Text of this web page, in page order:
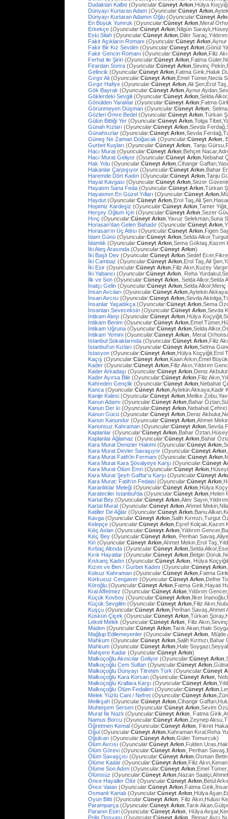
Dudaktan Kalbe (Oyuncular:Cüneyt Arkın ,Hülya
Dünyayı Kurtaran Adam (Oyuncular:Cüneyt Arkın
Dünyayı Kurtaran Adamın Oğlu (Oyuncular:Cüneyt
En Büyük Yumruk (Oyuncular:Cüneyt Arkın ,Meral
Erkekçe (Oyuncular:Cüneyt Arkın ,Nilgün
Eski Silah (Oyuncular:Cüneyt Arkın ,Diler
Fakir Aşıkların Romanı (Oyuncular:Cüneyt Arkın
Fakir Bir Kız Sevdim (Oyuncular:Cüneyt Arkın ,Gönül
Fakir Gencin Romanı (Oyuncular:Cüneyt Arkın ,Filiz
Ferhat ile Şirin (Oyuncular:Cüneyt Arkın ,Fatma
Firardan Sonra (Oyuncular:Cüneyt Arkın ,Sevinç
Gelincik (Oyuncular:Cüneyt Arkın ,Fatma Girik,Haluk
Gırgır Ali (Oyuncular:Cüneyt Arkın ,Emel Tümer,Necla
Gırgır Hafiye (Oyuncular:Cüneyt Arkın ,Ali Şen,Erol
Gök Bayrak (Oyuncular:Cüneyt Arkın ,Aynur
Göklerdeki Sevgili (Oyuncular:Cüneyt Arkın ,Selda
Gönülden Yaralılar (Oyuncular:Cüneyt Arkın ,Fatma
Görünmeyen Düşman (Oyuncular:Cüneyt Arkın ,
Gözleri Ömre Bedel (Oyuncular:Cüneyt Arkın ,Türkan
Gülün Bittiği Yer (Oyuncular:Cüneyt Arkın ,Tolga
Günah Kızları (Oyuncular:Cüneyt Arkın ,Sevda
Günahsızlar (Oyuncular:Cüneyt Arkın ,Sevda
Güneş Ne Zaman Doğacak (Oyuncular:Cüneyt Arkın ,
Gurbet Kuşları (Oyuncular:Cüneyt Arkın , Tanju
Hacı Murat (Oyuncular:Cüneyt Arkın ,Behçet
Hacı Murat Geliyor (Oyuncular:Cüneyt Arkın ,Nebahat
Hak Yolu (Oyuncular:Cüneyt Arkın ,Cihangir
Hakanlar Çarpışıyor (Oyuncular:Cüneyt Arkın ,Bahar
Haremde Dört Kadın (Oyuncular:Cüneyt Arkın ,Tanju
Hayat Kavgası (Oyuncular:Cüneyt Arkın ,Sezer
Hayatım Sana Feda (Oyuncular:Cüneyt Arkın ,Türkan
Hayatımın En Güzel Yılları (Oyuncular:Cüneyt Arkın
Haydut (Oyuncular:Cüneyt Arkın ,Erol Taş,Ali
Hepimiz Kardeşiz (Oyuncular:Cüneyt Arkın ,Tamer
Herşey Oğlum İçin (Oyuncular:Cüneyt Arkın ,Sezer
Hınç (Oyuncular:Cüneyt Arkın ,Yavuz Selekman,Suna
Horasan'dan Gelen Bahadır (Oyuncular:Cüneyt Arkın
Horasan'ın Üç Atlısı (Oyuncular:Cüneyt Arkın ,Figen
İdam Günü (Oyuncular:Cüneyt Arkın ,Selda
İdamlık (Oyuncular:Cüneyt Arkın ,Sema
İki Ateş Arasında (Oyuncular:Cüneyt Arkın)
İki Başlı Dev (Oyuncular:Cüneyt Arkın ,Sedef
İki Cambaz (Oyuncular:Cüneyt Arkın ,Erol Taş,Ali
İki Esir (Oyuncular:Cüneyt Arkın ,Filiz Akın,Kuzey
İki Yabancı (Oyuncular:Cüneyt Arkın , Reha
İlk ve Son (Oyuncular:Cüneyt Arkın , Selda Alkor,Selda
İnatçı Gelin (Oyuncular:Cüneyt Arkın ,Selda
İnsan Avcıları (Oyuncular:Cüneyt Arkın ,Aytekin
İnsan Avcısı (Oyuncular:Cüneyt Arkın ,Sevda
İnsanlar Yaşadıkça (Oyuncular:Cüneyt Arkın ,Sema
İnsanları Seveceksin (Oyuncular:Cüneyt Arkın ,Sevda
İntikam Ateşi (Oyuncular:Cüneyt Arkın ,Hülya
İntikam Benim (Oyuncular:Cüneyt Arkın ,Emel
İntikam Uğruna (Oyuncular:Cüneyt Arkın ,Selda
İntikam Yemini (Oyuncular:Cüneyt Arkın , Meral
İstanbul Sokaklarında (Oyuncular:Cüneyt Arkın ,Filiz
İstanbul'un Kızları (Oyuncular:Cüneyt Arkın ,Selma
İstasyon (Oyuncular:Cüneyt Arkın ,Hülya Koçyiğit,Erol
Kaçış (Oyuncular:Cüneyt Arkın ,Kaan Arkın,Emel
Kader (Oyuncular:Cüneyt Arkın ,Filiz Akın,Yıldırım
Kader Arkadaşı (Oyuncular:Cüneyt Arkın ,Deniz
Kader Ayırsa Bile (Oyuncular:Cüneyt Arkın ,Filiz
Kahreden Gençlik (Oyuncular:Cüneyt Arkın ,Nebahat
Kanca (Oyuncular:Cüneyt Arkın ,Aytekin Akkaya,Kadir
Kanije Kalesi (Oyuncular:Cüneyt Arkın ,Melike
Kanun Adamı (Oyuncular:Cüneyt Arkın ,Bahar
Kanun Der ki (Oyuncular:Cüneyt Arkın ,Nebahat Çehre)
Kanun Gücü (Oyuncular:Cüneyt Arkın ,Deniz
Kanun Kanundur (Oyuncular:Cüneyt Arkın ,Ahmet
Kanunsuz Kahraman (Oyuncular:Cüneyt Arkın ,Sevda
Kaplanlar (Oyuncular:Cüneyt Arkın ,Bahar
Kaplanlar Ağlamaz (Oyuncular:Cüneyt Arkın ,Bahar
Kara Murat Denizler Hakimi (Oyuncular:Cüneyt Arkın
Kara Murat Devler Savaşıyor (Oyuncular:Cüneyt Arkın
Kara Murat Fatih'in Fermanı (Oyuncular:Cüneyt Arkın
Kara Murat Kara Şövalyeye Karşı (Oyuncular:Cüneyt
Kara Murat Ölüm Emri (Oyuncular:Cüneyt Arkın
Kara Murat Şeyh Gaffar'a Karşı (Oyuncular:Cüneyt
Kara Murat: Fatih'ın Fedaisi (Oyuncular:Cüneyt Arkın
Karanlıklar Meleği (Oyuncular:Cüneyt Arkın ,Hülya
Karateciler İstanbul'da (Oyuncular:Cüneyt Arkın ,Helen
Kartal Bey (Oyuncular:Cüneyt Arkın ,Alev
Kartal Murat (Oyuncular:Cüneyt Arkın ,Ahmet
Katiller De Ağlar (Oyuncular:Cüneyt Arkın ,Banu
Kavga (Oyuncular:Cüneyt Arkın ,Salih Kırmızı,Turgut
Kelepçe (Oyuncular:Cüneyt Arkın ,Eşref
Kılıç Aslan (Oyuncular:Cüneyt Arkın ,Yıldırım
Kılıç Bey (Oyuncular:Cüneyt Arkın , Perihan
Kin (Oyuncular:Cüneyt Arkın ,Ahmet Mekin,Erol
Kırbaç Altında (Oyuncular:Cüneyt Arkın ,Selda
Kırık Hayatlar (Oyuncular:Cüneyt Arkın ,Belgin
Kıskanç Kadın (Oyuncular:Cüneyt Arkın , Hülya
Kızım ve Ben / Gurbet Kadını (Oyuncular:Cüneyt Arkın
Kolsuz Kahraman (Oyuncular:Cüneyt Arkın ,Fatma
Korkusuz Cengaver (Oyuncular:Cüneyt Arkın ,Defne
Köroğlu (Oyuncular:Cüneyt Arkın ,Fatma Girik,Hayati
Kral Affetmez (Oyuncular:Cüneyt Arkın ,Yıldırım
Küçük Kovboy (Oyuncular:Cüneyt Arkın ,İlker
Küçük Sevgilim (Oyuncular:Cüneyt Arkın ,Filiz
Kuşçu (Oyuncular:Cüneyt Arkın ,Perihan
Küskün Çiçek (Oyuncular:Cüneyt Arkın ,Türkan
Lekeli Melek (Oyuncular:Cüneyt Arkın , Filiz
Maden (Oyuncular:Cüneyt Arkın ,Tarık Akan,Hale
Mağlup Edilemeyenler (Oyuncular:Cüneyt Arkın ,
Mahkum (Oyuncular:Cüneyt Arkın ,Salih
Mahkum (Oyuncular:Cüneyt Arkın ,Hale
Mahşere Kadar (Oyuncular:Cüneyt Arkın)
Malkoçoğlu Akıncılar Geliyor (Oyuncular:Cüneyt Arkın
Malkoçoğlu Cem Sultan (Oyuncular:Cüneyt Arkın
Malkoçoğlu Dünyayı Titreten Türk (Oyuncular:Cüneyt
Malkoçoğlu Kara Korsan (Oyuncular:Cüneyt Arkın ,
Malkoçoğlu Krallara Karşı (Oyuncular:Cüneyt Arkın
Malkoçoğlu Ölüm Fedaileri (Oyuncular:Cüneyt Arkın
Melek Yüzlü Cani / Nefret (Oyuncular:Cüneyt Arkın
Melikşah (Oyuncular:Cüneyt Arkın ,Cihangir
Muhteşem Serseri (Oyuncular:Cüneyt Arkın ,Sevim
Murat İle Nazlı (Oyuncular:Cüneyt Arkın , Fatma
Namus Borcu (Oyuncular:Cüneyt Arkın ,Zeynep
Öğretmen Kemal (Oyuncular:Cüneyt Arkın , Fikret
Oğul (Oyuncular:Cüneyt Arkın ,Kahraman Kıral,Reha
Oğulcan (Oyuncular:Cüneyt Arkın ,Güler Tomurcuk)
Ölüm Avcısı (Oyuncular:Cüneyt Arkın ,Fulden
Ölüm Görevi (Oyuncular:Cüneyt Arkın , Perihan
Ölüm Savaşçısı (Oyuncular:Cüneyt Arkın ,Osman
Ölüme Kadar (Oyuncular:Cüneyt Arkın ,Filiz
Ölüme Son Adım (Oyuncular:Cüneyt Arkın ,Emel
Ölümsüz (Oyuncular:Cüneyt Arkın ,Nazan
Önce Hayaller Ölür (Oyuncular:Cüneyt Arkın ,Betül
Önce Vatan (Oyuncular:Cüneyt Arkın ,Fatma
Osmanlı Kartalı (Oyuncular:Cüneyt Arkın ,Hülya
Oyun Bitti (Oyuncular:Cüneyt Arkın , Filiz Akın,Hulusi
Paramparça (Oyuncular:Cüneyt Arkın ,Tarık
Paranın Esiri (Oyuncular:Cüneyt Arkın , Hülya
Polis Dosyası (Oyuncular:Cüneyt Arkın , Binnaz